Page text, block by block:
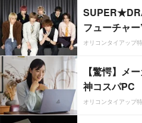
フューチャー
オリコンタイアップ
【驚愕】メ
神コスパPC
オリコンタイアップ